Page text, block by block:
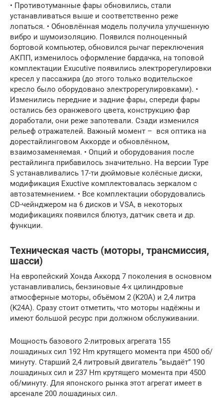
• Противотуманные фары обновились, стали
устанавливаться выше и соответственно реже
лопаться. • Обновлённая модель получила улучшенную
вибро и шумоизоляцию. Появился полноценный
бортовой компьютер, обновился рычаг переключения
АКПП, изменилось оформление бардачка, на топовой
комплектации Exucutive появились электрорегулировки
кресел у пассажира (до этого только водительское
кресло было оборудовано электрорегулировками). •
Изменились передние и задние фары, спереди фары
остались без оранжевого цвета, конструкцию фар
доработали, они реже запотевали. Сзади изменился
рельеф отражателей. Важный момент – вся оптика на
дорестайлинговом Аккорде и обновлённом,
взаимозаменяемая. • Опций и оборудования после
рестайлинга прибавилось значительно. На версии Type
S устанавливались 17-ти дюймовые колёсные диски,
модификация Exuctive комплектовалась зеркалом с
автозатемнением. • Все комплектации оборудовались
CD-чейнджером на 6 дисков и VSA, в некоторых
модификациях появился блютуз, датчик света и др.
функции.
Техническая часть (моторы, трансмиссия,
шасси)
На европейский Хонда Аккорд 7 поколения в основном
устанавливались, бензиновые 4-х цилиндровые
атмосферные моторы, объёмом 2 (K20A) и 2,4 литра
(K24A). Сразу стоит отметить, что моторы надёжны и
имеют большой ресурс при должном обслуживании.
Мощность базового 2-литровых агрегата 155
лошадиных сил 192 Hm крутящего момента при 4500 об/
минуту. Старший 2,4 литровый двигатель “выдаёт” 190
лошадиных сил и 237 Hm крутящего момента при 4500
об/минуту. Для японского рынка этот агрегат имеет в
арсенале 200 лошадиных сил.